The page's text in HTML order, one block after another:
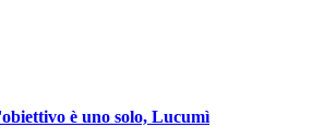
è uno solo, Lucumì